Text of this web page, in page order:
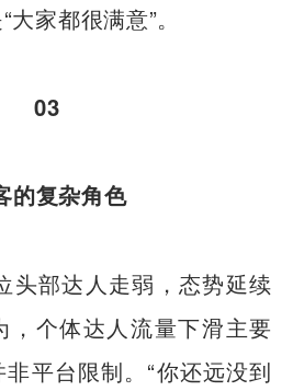
家都很满意”。
03
的复杂角色
头部达人走弱，态势延续
，个体达人流量下滑主要
平台限制。“你还远没到